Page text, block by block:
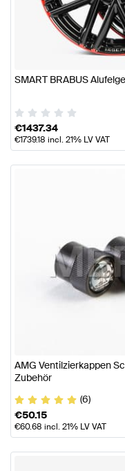
SMART BRABUS
€1437.34
€1739.18 incl. 21% LV VAT
AMG Ventilzierkappen
Zubehör
(6)
€50.15
€60.68 incl. 21% LV VAT